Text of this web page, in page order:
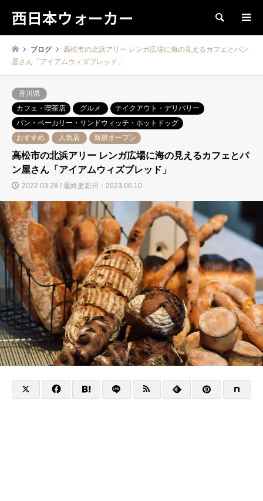
西日本ウォーカー 検索
ブログ
高松市の北浜アリー レンガ広場に海の見えるカフェとパン
屋さん「アイアムウィズブレッド」
香川県
カフェ・喫茶店
グルメ
テイクアウト・デリバリー
パン・ベーカリー・サンドウィッチ・ホットドッグ
おすすめ
人気店 新規オープン
高松市の北浜アリー レンガ広場に海の見えるカフェとパ
ン屋さん「アイアムウィズブレッド」
2022.03.28 / 最終更新日：2023.06.10